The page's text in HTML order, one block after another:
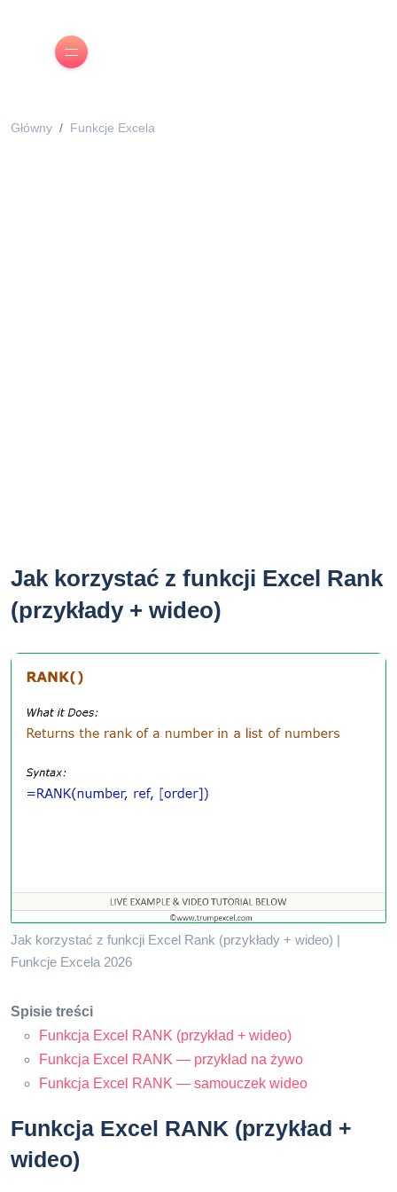
Główny Funkcje Excela
Jak korzystać z funkcji Excel Rank
(przykłady + wideo)
Jak korzystać z funkcji Excel Rank (przykłady + wideo) |
Funkcje Excela 2026
Spisie treści
Funkcja Excel RANK (przykład + wideo)
Funkcja Excel RANK — przykład na żywo
Funkcja Excel RANK — samouczek wideo
Funkcja Excel RANK (przykład +
wideo)